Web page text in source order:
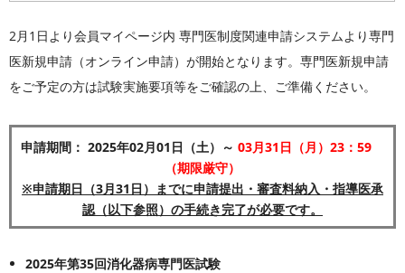
2月1日より会員マイページ内 専門医制度関連申請システムより専門
医新規申請（オンライン申請）が開始となります。専門医新規申請
をご予定の方は試験実施要項等をご確認の上、ご準備ください。
申請期間： 2025年02月01日（土）～ 03月31日（月）23：59
（期限厳守）
※申請期日（3月31日）までに申請提出・審査料納入・指導医承
認（以下参照）の手続き完了が必要です。
2025年第35回消化器病専門医試験